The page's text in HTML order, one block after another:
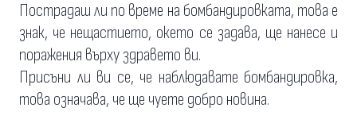
Пострадаш ли по време на бомбандировката, това е
знак, че нещастието, окето се задава, ще нанесе и
поражения върху здравето ви.
Присъни ли ви се, че наблюдавате бомбандировка,
това означава, че ще чуете добро новина.